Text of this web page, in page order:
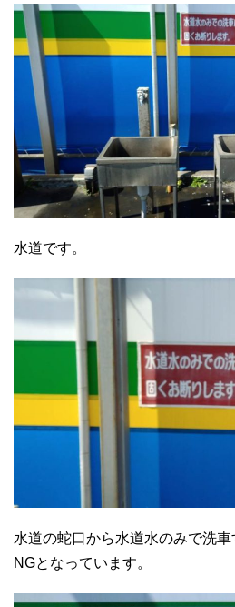
水道です。
水道の蛇口から水道水のみで洗
NGとなっています。